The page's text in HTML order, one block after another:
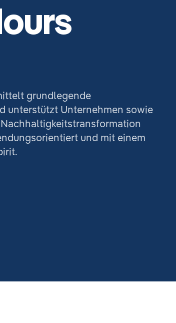
grundlegende
unterstützt Unternehmen sowie
und mit einem